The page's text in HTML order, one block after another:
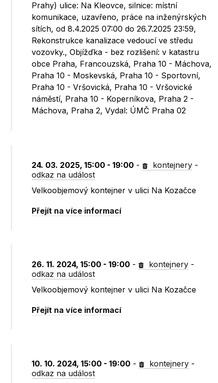
Prahy) ulice: Na Kleovce, silnice: místní
komunikace, uzavřeno, práce na inženýrských
sítích, od 8.4.2025 07:00 do 26.7.2025 23:59,
Rekonstrukce kanalizace vedoucí ve středu
vozovky., Objížďka - bez rozlišení: v katastru
obce Praha, Francouzská, Praha 10 - Máchova,
Praha 10 - Moskevská, Praha 10 - Sportovní,
Praha 10 - Vršovická, Praha 10 - Vršovické
náměstí, Praha 10 - Koperníkova, Praha 2 -
Máchova, Praha 2, Vydal: ÚMČ Praha 02
24. 03. 2025, 15:00 - 19:00 - kontejnery -
odkaz na událost
Velkoobjemový kontejner v ulici Na Kozačce
Přejít na více informací
26. 11. 2024, 15:00 - 19:00 - kontejnery -
odkaz na událost
Velkoobjemový kontejner v ulici Na Kozačce
Přejít na více informací
10. 10. 2024, 15:00 - 19:00 - kontejnery -
odkaz na událost